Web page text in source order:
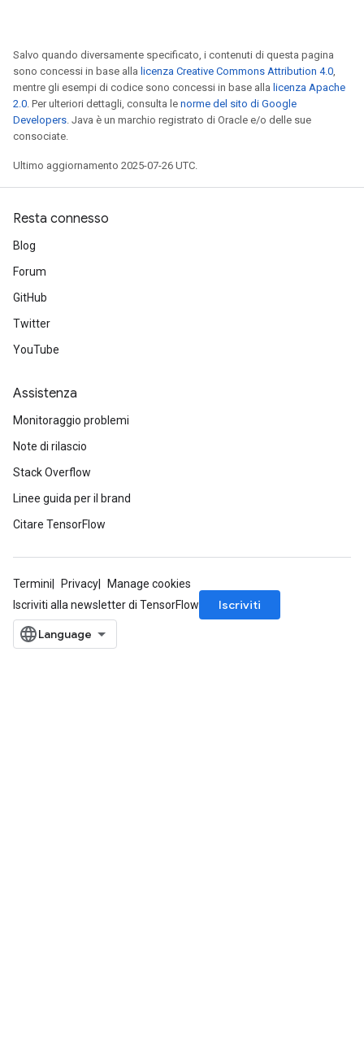
Salvo quando diversamente specificato, i contenuti di questa pagina
sono concessi in base alla licenza Creative Commons Attribution 4.0,
mentre gli esempi di codice sono concessi in base alla licenza Apache
2.0. Per ulteriori dettagli, consulta le norme del sito di Google
Developers. Java è un marchio registrato di Oracle e/o delle sue
consociate.
Ultimo aggiornamento 2025-07-26 UTC.
Resta connesso
Blog
Forum
GitHub
Twitter
YouTube
Assistenza
Monitoraggio problemi
Note di rilascio
Stack Overflow
Linee guida per il brand
Citare TensorFlow
Termini Privacy
Manage cookies
Iscriviti alla newsletter di TensorFlow
Iscriviti